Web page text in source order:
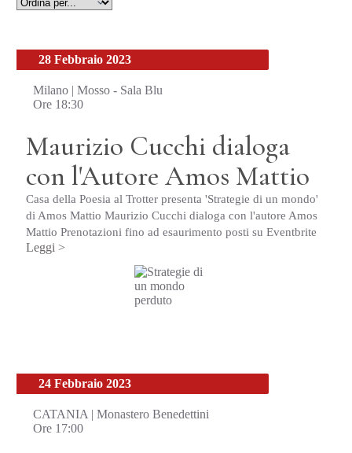
28 Febbraio 2023
Milano | Mosso - Sala Blu
Ore 18:30
Maurizio Cucchi dialoga
con l'Autore Amos Mattio
Casa della Poesia al Trotter presenta 'Strategie di un mondo'
di Amos Mattio Maurizio Cucchi dialoga con l'autore Amos
Mattio Prenotazioni fino ad esaurimento posti su Eventbrite
Leggi >
24 Febbraio 2023
CATANIA | Monastero Benedettini
Ore 17:00